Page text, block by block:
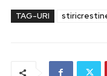
TAG-URI